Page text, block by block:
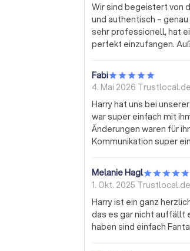
Wir sind begeistert von
und authentisch –
sehr professionell, hat
perfekt einzufangen.
wohlgefühlt. Wir
Fabi
4. Mai 2026 Trustlocal.de
Harry hat uns bei
war super einfach mit
Änderungen waren für
Kommunikation super
Dank noch mal :)!
Melanie Hagl
1. Okt. 2025 Trustlocal.de
Harry ist ein ganz
das es gar nicht auffällt
haben sind einfach